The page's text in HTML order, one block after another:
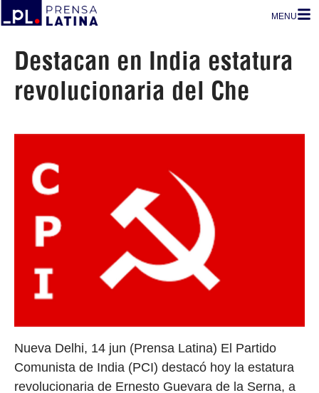
MENU
Destacan en India estatura
revolucionaria del Che
Nueva Delhi, 14 jun (Prensa Latina) El Partido
Comunista de India (PCI) destacó hoy la estatura
revolucionaria de Ernesto Guevara de la Serna, a